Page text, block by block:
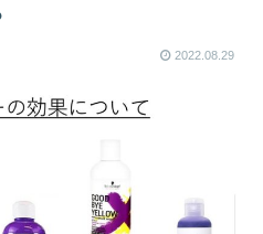
2022.08.29